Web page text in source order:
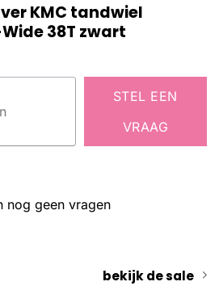
KMC tandwiel
38T zwart
STEL EEN
VRAAG
nog geen vragen
bekijk de sale